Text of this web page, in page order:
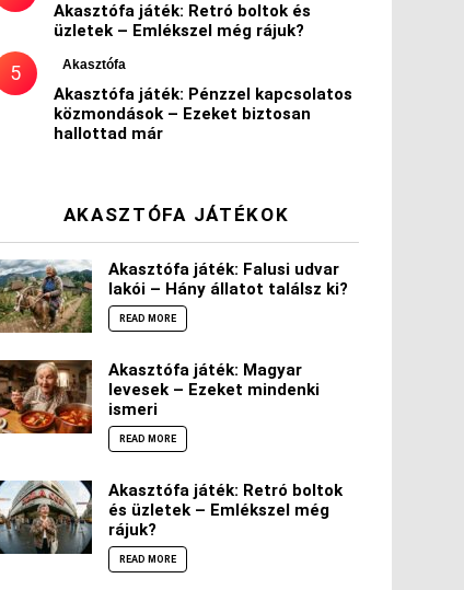
Akasztófa játék: Retró boltok és
üzletek – Emlékszel még rájuk?
Akasztófa
Akasztófa játék: Pénzzel kapcsolatos
közmondások – Ezeket biztosan
hallottad már
AKASZTÓFA JÁTÉKOK
Akasztófa játék: Falusi udvar
lakói – Hány állatot találsz ki?
READ MORE
Akasztófa játék: Magyar
levesek – Ezeket mindenki
ismeri
READ MORE
Akasztófa játék: Retró boltok
és üzletek – Emlékszel még
rájuk?
READ MORE